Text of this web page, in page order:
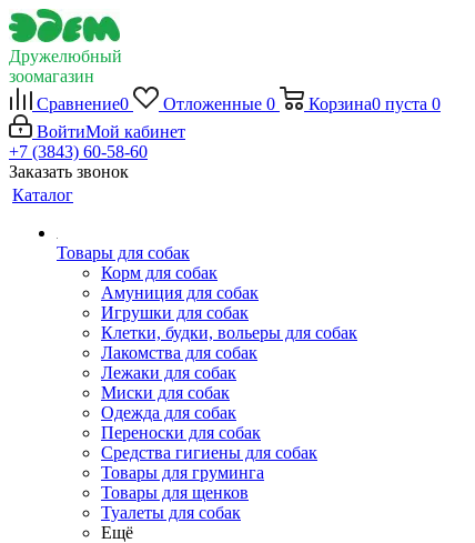
Дружелюбный
зоомагазин
Сравнение0 Отложенные 0 Корзина0 пуста 0
ВойтиМой кабинет
+7 (3843) 60-58-60
Заказать звонок
Каталог
Товары для собак
Корм для собак
Амуниция для собак
Игрушки для собак
Клетки, будки, вольеры для собак
Лакомства для собак
Лежаки для собак
Миски для собак
Одежда для собак
Переноски для собак
Средства гигиены для собак
Товары для груминга
Товары для щенков
Туалеты для собак
Ещё